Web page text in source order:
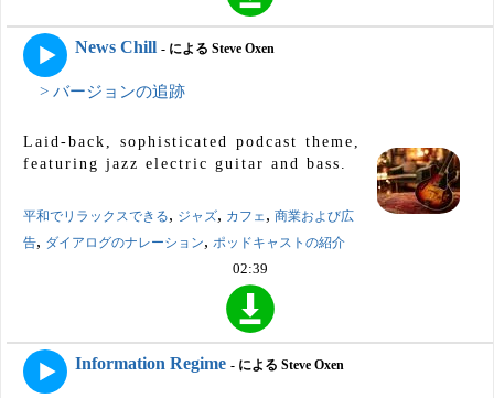
News Chill - による Steve Oxen
> バージョンの追跡
Laid-back, sophisticated podcast theme,
featuring jazz electric guitar and bass.
平和でリラックスできる, ジャズ, カフェ, 商業および広
告, ダイアログのナレーション, ポッドキャストの紹介
02:39
Information Regime - による Steve Oxen